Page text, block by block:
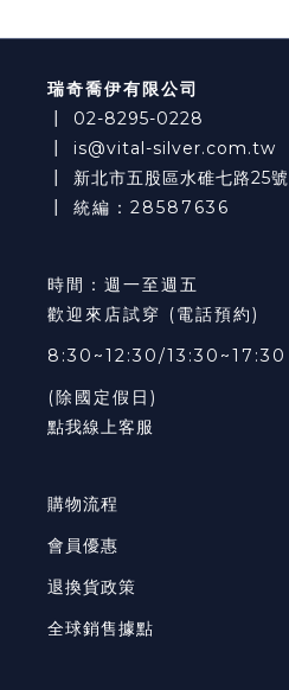
瑞奇喬伊有限公司
02-8295-0228
is@vital-silver.com.tw
新北市五股區水碓七路25號
┃ 統編：28587636
時間：週一至週五
歡迎來店試穿 (電話預約)
8:30~12:30/13:30~17:30
(除國定假日)
點我線上客服
購物流程
會員優惠
退換貨政策
全球銷售據點